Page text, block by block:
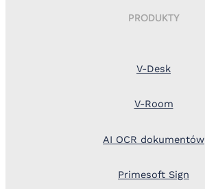
PRODUKTY
V-Desk
V-Room
AI OCR dokumentów
Primesoft Sign